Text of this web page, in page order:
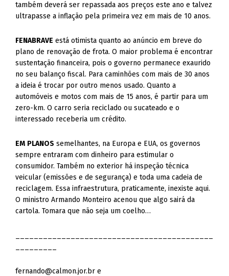
também deverá ser repassada aos preços este ano e talvez
ultrapasse a inflação pela primeira vez em mais de 10 anos.
FENABRAVE está otimista quanto ao anúncio em breve do
plano de renovação de frota. O maior problema é encontrar
sustentação financeira, pois o governo permanece exaurido
no seu balanço fiscal. Para caminhões com mais de 30 anos
a ideia é trocar por outro menos usado. Quanto a
automóveis e motos com mais de 15 anos, é partir para um
zero-km. O carro seria reciclado ou sucateado e o
interessado receberia um crédito.
EM PLANOS semelhantes, na Europa e EUA, os governos
sempre entraram com dinheiro para estimular o
consumidor. Também no exterior há inspeção técnica
veicular (emissões e de segurança) e toda uma cadeia de
reciclagem. Essa infraestrutura, praticamente, inexiste aqui.
O ministro Armando Monteiro acenou que algo sairá da
cartola. Tomara que não seja um coelho…
fernando@calmon.jor.br e